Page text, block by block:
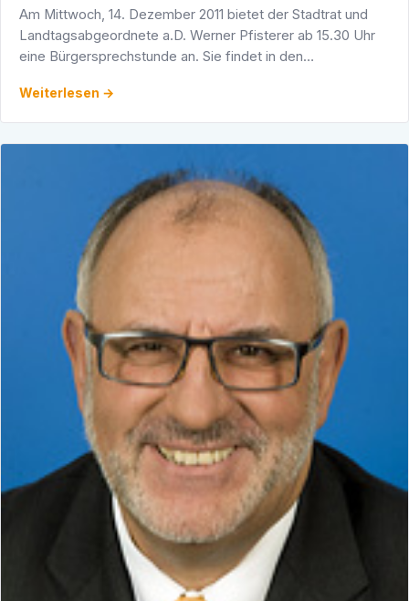
Am Mittwoch, 14. Dezember 2011 bietet der Stadtrat und
Landtagsabgeordnete a.D. Werner Pfisterer ab 15.30 Uhr
eine Bürgersprechstunde an. Sie findet in den
Adlerstraße …
Weiterlesen →